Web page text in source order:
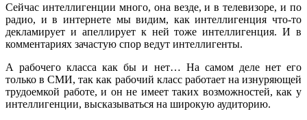
Сейчас интеллигенции много, она везде, и в телевизоре, и по
радио, и в интернете мы видим, как интеллигенция что-то
декламирует и апеллирует к ней тоже интеллигенция. И в
комментариях зачастую спор ведут интеллигенты.
А рабочего класса как бы и нет… На самом деле нет его
только в СМИ, так как рабочий класс работает на изнуряющей
трудоемкой работе, и он не имеет таких возможностей, как у
интеллигенции, высказываться на широкую аудиторию.